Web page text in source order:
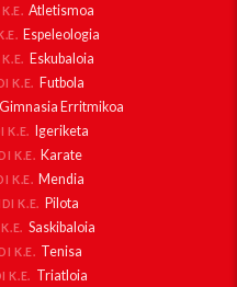
Atletismoa
Espeleologia
Eskubaloia
K.E. Futbola
Gimnasia Erritmikoa
K.E. Igeriketa
K.E. Karate
K.E. Mendia
K.E. Pilota
Saskibaloia
K.E. Tenisa
K.E. Triatloia